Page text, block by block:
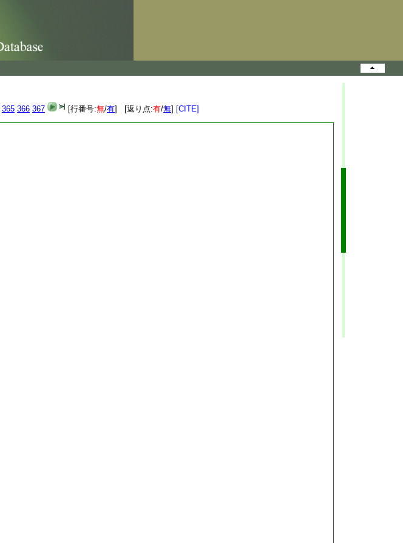
365 366 367 [行番号:無/有] [返り点:有/無] [CITE]